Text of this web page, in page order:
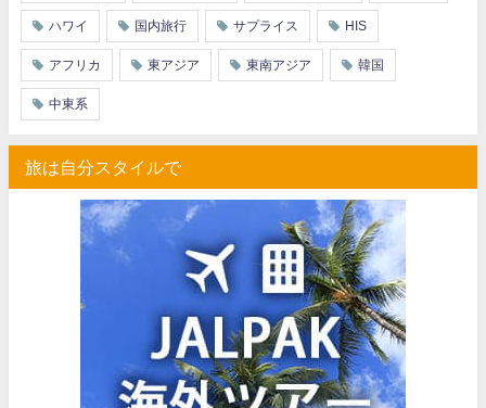
07/01 JTB) チャイナエアライン便(航空券+ホテル) 最大28,000円OFFクー
07/01 JTB) チャイナエアライン便(航空券) 最大20,000円OFFクー
07/01 JTB) 大韓航空便(航空券+ホテル・ソウル行き) 最大28,000円OFFク
JTB) 大韓航空便(航空券・ソウル行き) 最大20,000円OFFク
Trip.com) 海外航空券1%OFFクーポン TRIP2
エアトリ) 海外航空券(60日前) 1,000円OFFクーポン
HIS) スーパーサマーセールFINAL
楽天トラベル) 海外ツアー(サマーSALE) 最大50,000円OFFクー
楽天トラベル) 海外ツアー 最大30,000円OFFクーポン
ハワイ 国内旅行 サプライス HIS
アフリカ 東アジア 東南アジア 韓国
中東系
旅は自分スタイルで